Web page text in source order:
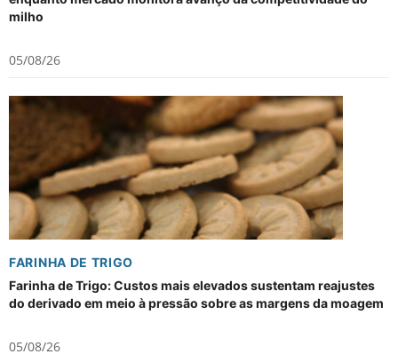
milho
05/08/26
FARINHA DE TRIGO
Farinha de Trigo: Custos mais elevados sustentam reajustes
do derivado em meio à pressão sobre as margens da moagem
05/08/26